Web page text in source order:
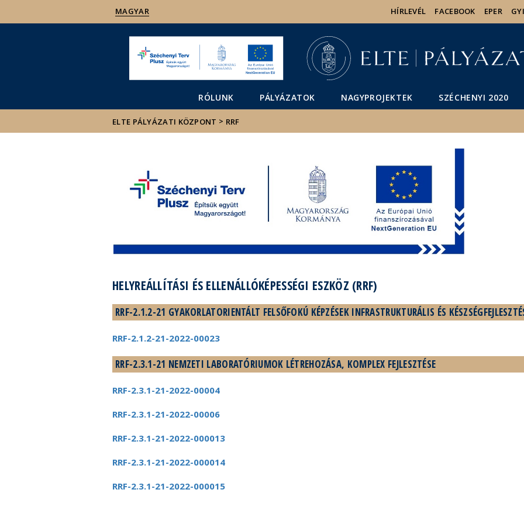
Hírek
Események
ELTE a
MAGYAR HÍRLEVÉL FACEBOOK EPER
RÓLUNK PÁLYÁZATOK NAGYPROJEKTEK SZÉCHENYI 2020
ELTE PÁLYÁZATI KÖZPONT > RRF
HELYREÁLLÍTÁSI ÉS ELLENÁLLÓKÉPESSÉGI ESZKÖZ (RRF)
RRF-2.1.2-21 GYAKORLATORIENTÁLT FELSŐFOKÚ KÉPZÉSEK INFRASTRUKTURÁLIS ÉS
RRF-2.1.2-21-2022-00023
RRF-2.3.1-21 NEMZETI LABORATÓRIUMOK LÉTREHOZÁSA, KOMPLEX FEJLESZTÉSE
RRF-2.3.1-21-2022-00004
RRF-2.3.1-21-2022-00006
RRF-2.3.1-21-2022-000013
RRF-2.3.1-21-2022-000014
RRF-2.3.1-21-2022-000015